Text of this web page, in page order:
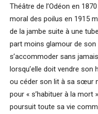
Théâtre de l’Odéon en
moral des poilus en 1915
de la jambe suite à une
part moins glamour de
s’accommoder sans
lorsqu’elle doit vendre son
ou céder son lit à sa sœur
pour « s’habituer à la mort
poursuit toute sa vie